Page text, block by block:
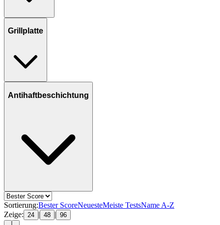
Grillplatte
Antihaftbeschichtung
Sortierung:Bester ScoreNeuesteMeiste TestsName A-Z
Zeige: 24 | 48 | 96